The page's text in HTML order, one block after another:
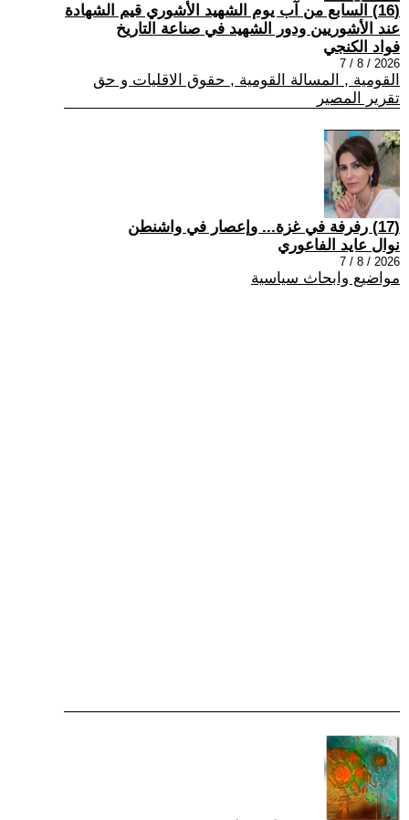
(16) السابع من آب يوم الشهيد الأشوري قيم الشهادة
عند الأشوريين ودور الشهيد في صناعة التاريخ
فواد الكنجي
2026 / 8 / 7
القومية , المسالة القومية , حقوق الاقليات و حق
تقرير المصير
(17) رفرفة في غزة... وإعصار في واشنطن
نوال عايد الفاعوري
2026 / 8 / 7
مواضيع وابحاث سياسية